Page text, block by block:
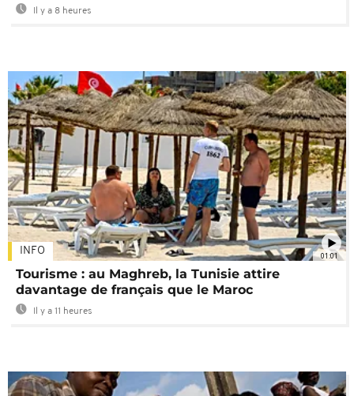
Il y a 8 heures
01:01
INFO
Tourisme : au Maghreb, la Tunisie attire
davantage de français que le Maroc
Il y a 11 heures